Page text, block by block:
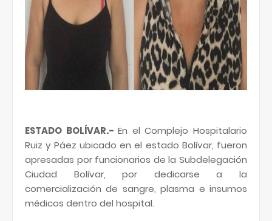
ESTADO BOLÍVAR.-En el Complejo Hospitalario
Ruiz y Páez ubicado en el estado Bolívar, fueron
apresadas por funcionarios de la Subdelegación
Ciudad Bolívar, por dedicarse a la
comercialización de sangre, plasma e insumos
médicos dentro del hospital.